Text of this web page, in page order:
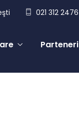
021 312 2476
Parteneri